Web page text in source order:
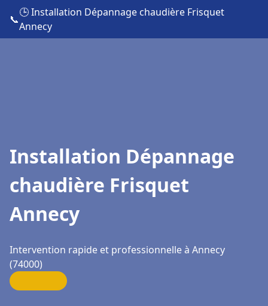
📞
🕒 Installation Dépannage chaudière Frisquet
Annecy
Installation Dépannage
chaudière Frisquet
Annecy
Intervention rapide et professionnelle à Annecy
(74000)